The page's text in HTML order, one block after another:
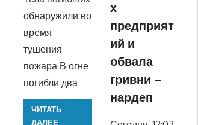
обнаружили во
время
тушения
пожара В огне
погибли два
ЧИТАТЬ
ДАЛЕЕ
х
предприят
ий и
обвала
гривни –
нардеп